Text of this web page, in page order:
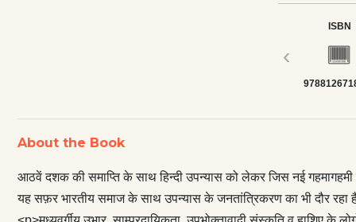
संस्कृति व
किया है, वहीं
उपन्यास महज़
समृद्ध हुआ है।</
कर देती थी।</
भी इधर के
पुरुषवादी रतिक
‹
ISBN
About the Book
आठवें दशक की समाप्ति के साथ हिन्दी उपन्यास को लेकर जिस नई
यह सफ़र भारतीय समाज के साथ उपन्यास के जनतांत्रिकरण का भी दौर रहा